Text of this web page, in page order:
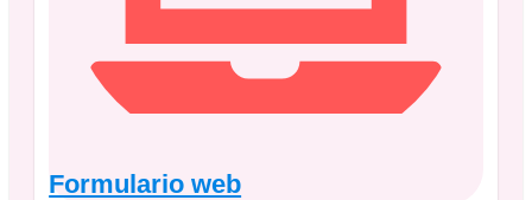
Formulario web